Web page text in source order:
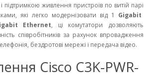
підтримкою живлення пристроїв по витій парі
які легко модернізовати від 1 Gigabit
Ethernet, ці комутатори дозволяють
співробітників за рахунок впровадження
бездротові мережі і передача відео.
Cisco C3K-PWR-